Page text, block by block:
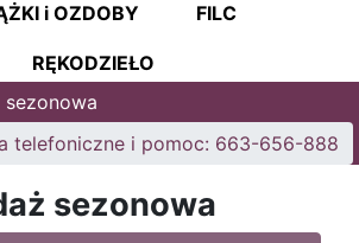
i OZDOBY FILC
RĘKODZIEŁO
telefoniczne i pomoc: 663-656-888
sezonowa